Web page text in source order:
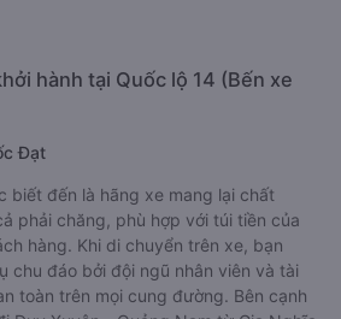
hành tại Quốc lộ 14 (Bến xe
Đạt
biết đến là hãng xe mang lại chất
phải chăng, phù hợp với túi tiền của
hàng. Khi di chuyển trên xe, bạn
chu đáo bởi đội ngũ nhân viên và tài
toàn trên mọi cung đường. Bên cạnh